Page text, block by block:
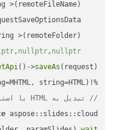
, nullptr, nullptr
()->saveAs
%!(EXTRA string=HTML, string=MHTML, string=HTML)
// تبدیل به HTML با استفاده از Aspose.Slides